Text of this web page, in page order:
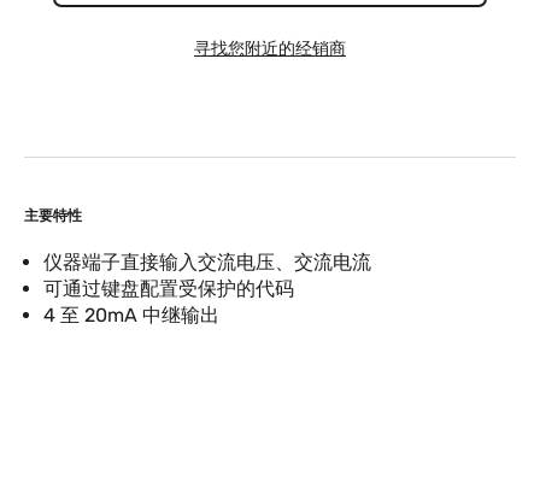
主要特性
仪器端子直接输入交流电压、交流电流
可通过键盘配置受保护的代码
4 至 20mA 中继输出
寻找您附近的经销商